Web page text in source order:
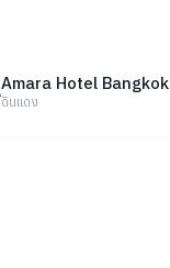
Amara Hotel Bangkok
ดินแดง